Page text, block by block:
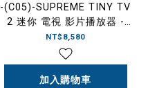
-(C05)-SUPREME TINY TV
2 迷你 電視 影片播放器 -
SS26A20
NT$8,580
加入購物車